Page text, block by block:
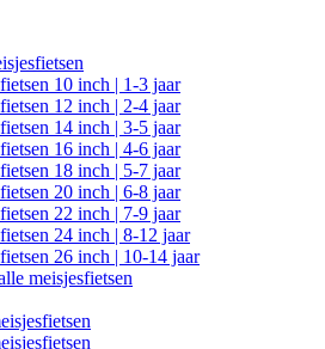
10 inch | 1-3 jaar
12 inch | 2-4 jaar
14 inch | 3-5 jaar
16 inch | 4-6 jaar
18 inch | 5-7 jaar
20 inch | 6-8 jaar
22 inch | 7-9 jaar
24 inch | 8-12 jaar
26 inch | 10-14 jaar
meisjesfietsen